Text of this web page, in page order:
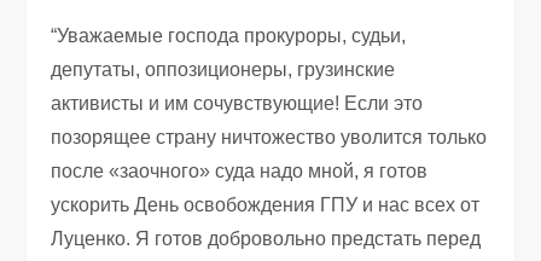
“Уважаемые господа прокуроры, судьи,
депутаты, оппозиционеры, грузинские
активисты и им сочувствующие! Если это
позорящее страну ничтожество уволится только
после «заочного» суда надо мной, я готов
ускорить День освобождения ГПУ и нас всех от
Луценко. Я готов добровольно предстать перед